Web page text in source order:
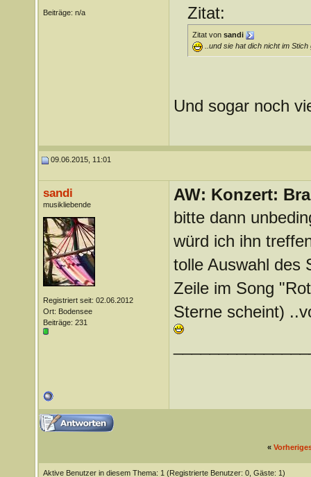
Beiträge: n/a
Zitat:
Zitat von sandi
..und sie hat dich nicht im
Und sogar noch
09.06.2015, 11:01
sandi
musikliebende
Registriert seit: 02.06.2012
Ort: Bodensee
Beiträge: 231
AW: Konzert:
bitte dann
würd ich ihn
tolle Auswahl des
Zeile im Song
Sterne scheint)
«
Aktive Benutzer in diesem Thema: 1 (Registrierte Benutzer: 0, Gäste: 1)